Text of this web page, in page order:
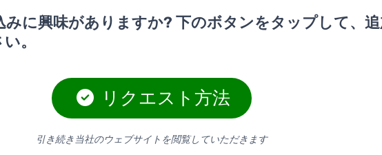
に興味がありますか? 下のボタンをタップして、
。
リクエスト方法
引き続き当社のウェブサイトを閲覧していただきます